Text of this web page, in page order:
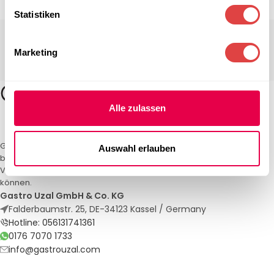
Statistiken
Marketing
Alle zulassen
Auswahl erlauben
Gastro Uzal – Ihr Spezialist für Gastronomiemöbel und -textilien. Wir
bieten maßgeschneiderte Lösungen für Restaurants, Hotels und
Veranstaltungen. Qualität und Service, auf die Sie sich verlassen
können.
Gastro Uzal GmbH & Co. KG
Falderbaumstr. 25, DE-34123 Kassel / Germany
Hotline: 056131741361
0176 7070 1733
info@gastrouzal.com